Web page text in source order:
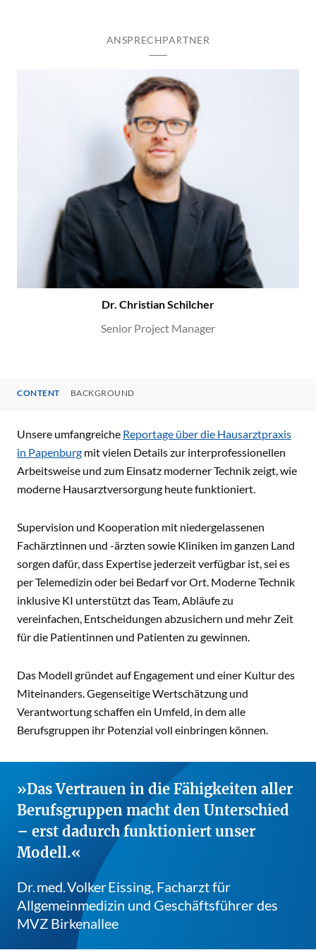
ANSPRECHPARTNER
Dr. Christian Schilcher
Senior Project Manager
CONTENT BACKGROUND
CONTENT
Unsere umfangreiche Reportage über die Hausarztpraxis
in Papenburg mit vielen Details zur interprofessionellen
Arbeitsweise und zum Einsatz moderner Technik zeigt, wie
moderne Hausarztversorgung heute funktioniert.
Supervision und Kooperation mit niedergelassenen
Fachärztinnen und -ärzten sowie Kliniken im ganzen Land
sorgen dafür, dass Expertise jederzeit verfügbar ist, sei es
per Telemedizin oder bei Bedarf vor Ort. Moderne Technik
inklusive KI unterstützt das Team, Abläufe zu
vereinfachen, Entscheidungen abzusichern und mehr Zeit
für die Patientinnen und Patienten zu gewinnen.
Das Modell gründet auf Engagement und einer Kultur des
Miteinanders. Gegenseitige Wertschätzung und
Verantwortung schaffen ein Umfeld, in dem alle
Berufsgruppen ihr Potenzial voll einbringen können.
Das Vertrauen in die Fähigkeiten aller
Berufsgruppen macht den Unterschied
– erst dadurch funktioniert unser
Modell.
Dr. med. Volker Eissing, Facharzt für
Allgemeinmedizin und Geschäftsführer des
MVZ Birkenallee